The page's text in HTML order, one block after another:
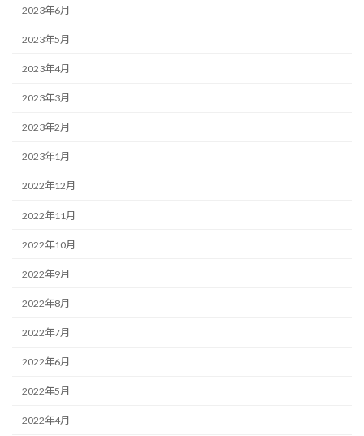
2023年6月
2023年5月
2023年4月
2023年3月
2023年2月
2023年1月
2022年12月
2022年11月
2022年10月
2022年9月
2022年8月
2022年7月
2022年6月
2022年5月
2022年4月